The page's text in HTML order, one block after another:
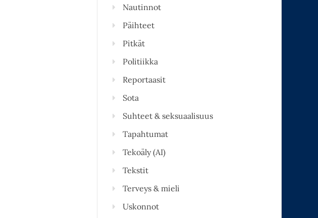
Nautinnot
Päihteet
Pitkät
Politiikka
Reportaasit
Sota
Suhteet & seksuaalisuus
Tapahtumat
Tekoäly (AI)
Tekstit
Terveys & mieli
Uskonnot